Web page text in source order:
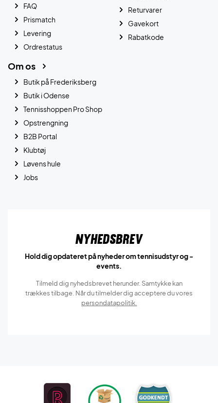
FAQ
Prismatch
Levering
Ordrestatus
Returvarer
Gavekort
Rabatkode
Om os
Butik på Frederiksberg
Butik i Odense
Tennisshoppen Pro Shop
Opstrengning
B2B Portal
Klubtøj
Løvens hule
Jobs
Nyhedsbrev
Hold dig opdateret på nyheder om tennisudstyr og -
events.
Tilmeld dig nyhedsbrevet herunder. Samtykke kan
trækkes tilbage. Når du tilmelder dig acceptere du vores
persondatapolitik.